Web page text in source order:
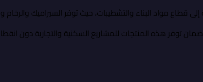
توفر هذه المنتجات للمشاريع السكنية والتجارية دون